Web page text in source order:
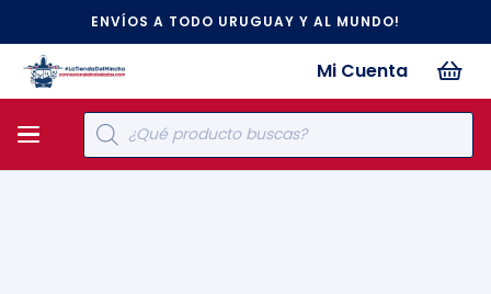
ENVÍOS A TODO URUGUAY Y AL MUNDO!
Mi Cuenta
Búsqueda
de
productos